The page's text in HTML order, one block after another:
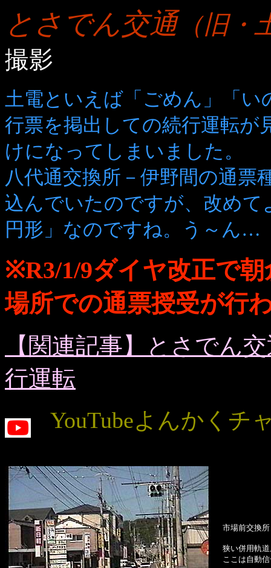
とさでん交通（旧・
撮影
土電といえば「ごめん」「い
行票を掲出しての続行運転
けになってしまいました。
八代通交換所－伊野間の通票
込んでいたのですが、改め
円形」なのですね。う～ん…
※R3/1/9ダイヤ改正で
場所での通票授受が行
【関連記事】とさでん
行運転
YouTubeよんかく
市場前交換所
狭い併用軌
ここは自動